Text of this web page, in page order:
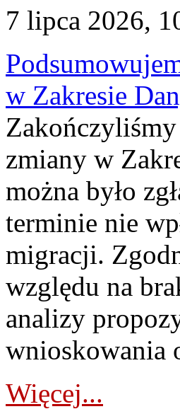
7 lipca 2026,
w Zakresie
zmiany w
można było
terminie nie
migracji.
względu na
analizy
wnioskowania
Więcej...